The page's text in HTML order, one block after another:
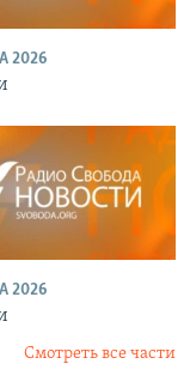
2026
2026
Смотреть все части